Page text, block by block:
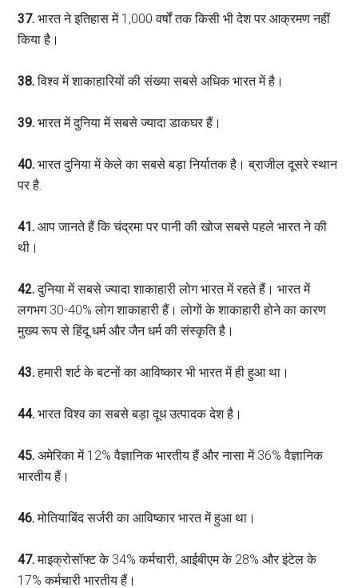
37.भारत ने इतिहास में 1,000 वर्षों तक किसी भी देश पर आक्रमण नहीं
किया है।
38.विश्व में शाकाहारियों की संख्या सबसे अधिक भारत में है।
39. भारत में दुनिया में सबसे ज्यादा डाकघर हैं।
40.भारत दुनिया में केले का सबसे बड़ा निर्यातक है। ब्राजील दूसरे स्थान
पर है.
41.आप जानते हैं कि चंद्रमा पर पानी की खोज सबसे पहले भारत ने की
थी।
42.दुनिया में सबसे ज्यादा शाकाहारी लोग भारत में रहते हैं। भारत में
लगभग 30-40% लोग शाकाहारी हैं। लोगों के शाकाहारी होने का कारण
मुख्य रूप से हिंदू धर्म और जैन धर्म की संस्कृति है।
43.हमारी शर्ट के बटनों का आविष्कार भी भारत में ही हुआ था।
44.भारत विश्व का सबसे बड़ा दूध उत्पादक देश है।
45.अमेरिका में 12% वैज्ञानिक भारतीय हैं और नासा में 36% वैज्ञानिक
भारतीय हैं।
46.मोतियाबिंद सर्जरी का आविष्कार भारत में हुआ था।
47.माइक्रोसॉफ्ट के 34% कर्मचारी, आईबीएम के 28% और इंटेल के
17% कर्मचारी भारतीय हैं।